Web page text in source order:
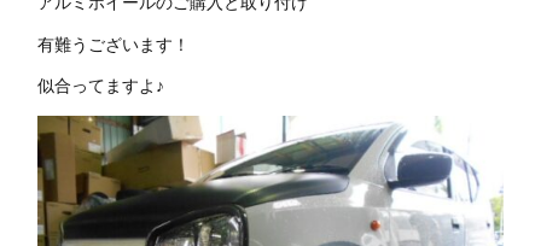
有難うございます！
似合ってますよ♪